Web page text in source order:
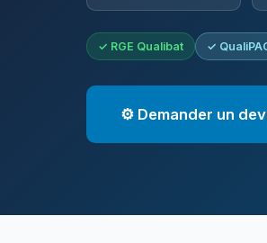
✓ RGE Qualibat ✓
⚙️ Demander un